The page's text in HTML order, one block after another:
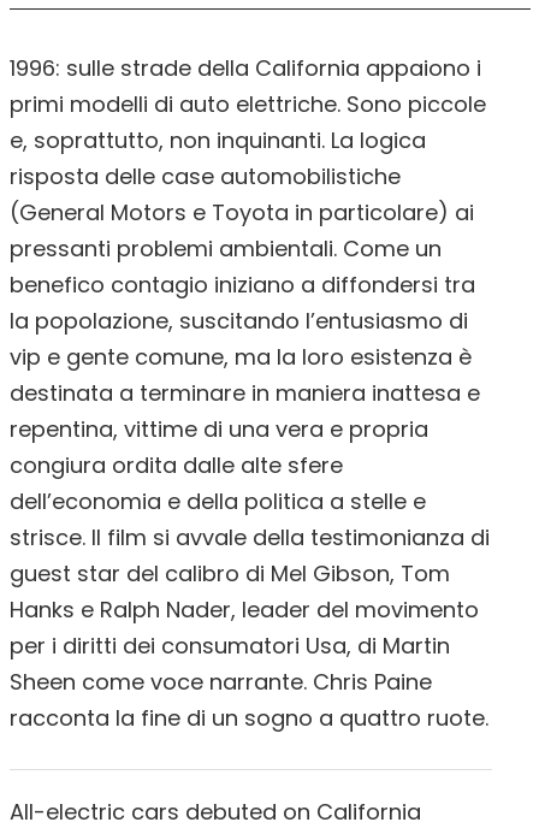
1996: sulle strade della California appaiono i
primi modelli di auto elettriche. Sono piccole
e, soprattutto, non inquinanti. La logica
risposta delle case automobilistiche
(General Motors e Toyota in particolare) ai
pressanti problemi ambientali. Come un
benefico contagio iniziano a diffondersi tra
la popolazione, suscitando l’entusiasmo di
vip e gente comune, ma la loro esistenza è
destinata a terminare in maniera inattesa e
repentina, vittime di una vera e propria
congiura ordita dalle alte sfere
dell’economia e della politica a stelle e
strisce. Il film si avvale della testimonianza di
guest star del calibro di Mel Gibson, Tom
Hanks e Ralph Nader, leader del movimento
per i diritti dei consumatori Usa, di Martin
Sheen come voce narrante. Chris Paine
racconta la fine di un sogno a quattro ruote.
All-electric cars debuted on California